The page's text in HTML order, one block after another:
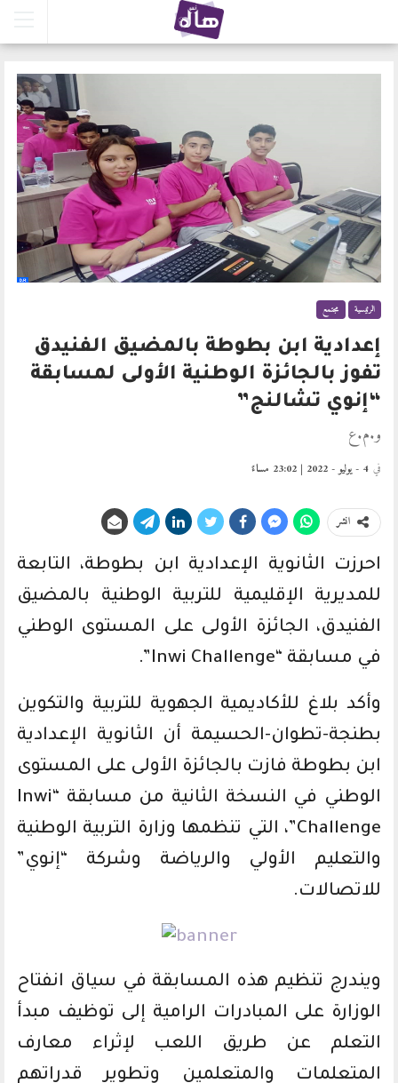
الرئيسية مجتمع
إعدادية ابن بطوطة بالمضيق الفنيدق
تفوز بالجائزة الوطنية الأولى لمسابقة
“إنوي تشالنج”
و.م.ع
في 4 - يوليو - 2022 | 23:02 مساءً
انشر
احرزت الثانوية الإعدادية ابن بطوطة، التابعة
للمديرية الإقليمية للتربية الوطنية بالمضيق
الفنيدق، الجائزة الأولى على المستوى الوطني
في مسابقة “Inwi Challenge”.
وأكد بلاغ للأكاديمية الجهوية للتربية والتكوين
بطنجة-تطوان-الحسيمة أن الثانوية الإعدادية
ابن بطوطة فازت بالجائزة الأولى على المستوى
الوطني في النسخة الثانية من مسابقة “Inwi
Challenge”، التي تنظمها وزارة التربية الوطنية
والتعليم الأولي والرياضة وشركة “إنوي”
للاتصالات.
ويندرج تنظيم هذه المسابقة في سياق انفتاح
الوزارة على المبادرات الرامية إلى توظيف مبدأ
التعلم عن طريق اللعب لإثراء معارف
المتعلمات والمتعلمين وتطوير قدراتهم